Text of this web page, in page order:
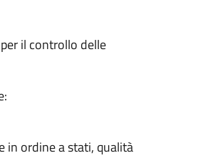
il controllo delle
in ordine a stati, qualità